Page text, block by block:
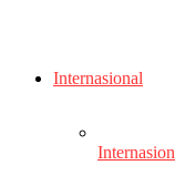
Internasional